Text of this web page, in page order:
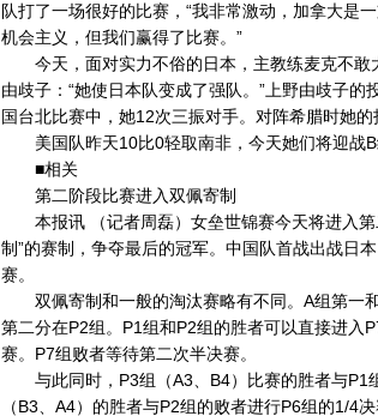
队打了一场很好的比赛，“我非常激动，加拿大是
机会主义，但我们赢得了比赛。”
今天，面对实力不俗的日本，主教练麦克不敢
由歧子：“她使日本队变成了强队。”上野由歧子的
国台北比赛中，她12次三振对手。对阵希腊时她的
美国队昨天10比0轻取南非，今天她们将迎战B
■相关
第二阶段比赛进入双佩寄制
本报讯 （记者周磊）女垒世锦赛今天将进入第
制”的赛制，争夺最后的冠军。中国队首战出战日
赛。
双佩寄制和一般的淘汰赛略有不同。A组第一
第二分在P2组。P1组和P2组的胜者可以直接进入
赛。P7组败者等待第二次半决赛。
与此同时，P3组（A3、B4）比赛的胜者与P1
（B3、A4）的胜者与P2组的败者进行P6组的1/4